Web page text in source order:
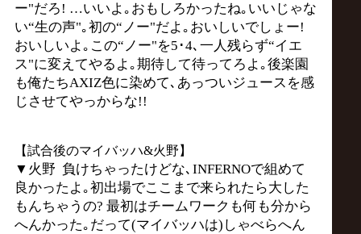
ー"だろ! …いいよ｡おもしろかったね｡いいじゃな
い“生の声"｡初の“ノー"だよ｡おいしいでしょー!
おいしいよ｡この“ノー"を5･4､一人残らず“イエ
ス"に変えてやるよ｡期待して待ってろよ｡後楽園
も俺たちAXIZ色に染めて､あっついジュースを感
じさせてやっからな!!
【試合後のマイバッハ&火野】
▼火野 負けちゃったけどな､INFERNOで組めて
良かったよ｡初出場でここまで来られたら大した
もんちゃうの? 最初はチームワークも何も分から
へんかった｡だって(マイバッハは)しゃべらへん